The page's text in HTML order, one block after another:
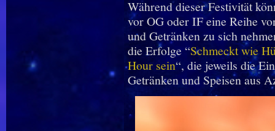
Während dieser Festivität
vor OG oder IF eine Reihe
und Getränken zu sich
die Erfolge “Schmeckt wie H
Hour sein“, die jeweils die
Getränken und Speisen aus